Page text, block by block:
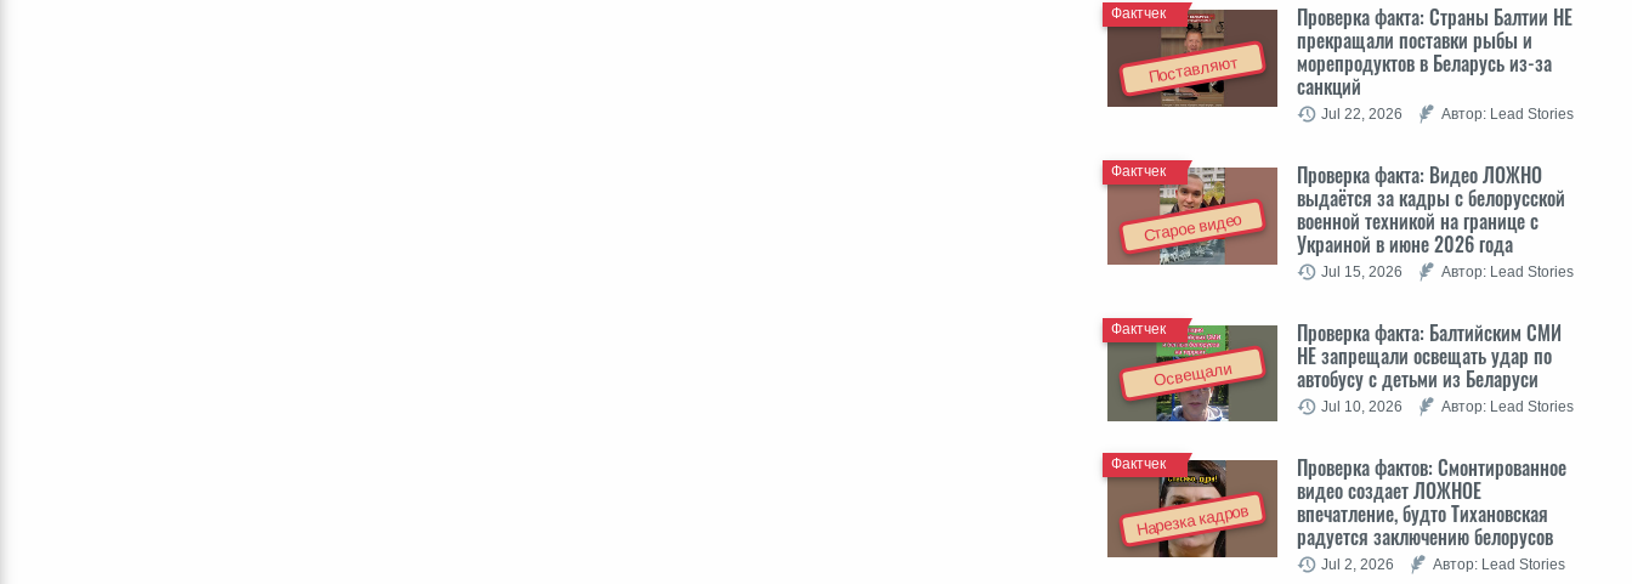
Поставляют
Проверка факта: Cтраны Балтии НЕ
прекращали поставки рыбы и
морепродуктов в Беларусь из-за
санкций
Фактчек
Jul 22, 2026 Автор: Lead Stories
Старое видео
Проверка факта: Видео ЛОЖНО
выдаётся за кадры с белорусской
военной техникой на границе с
Украиной в июне 2026 года
Фактчек
Jul 15, 2026 Автор: Lead Stories
Освещали
Проверка факта: Балтийским СМИ
НЕ запрещали освещать удар по
автобусу с детьми из Беларуси
Фактчек
Jul 10, 2026 Автор: Lead Stories
Нарезка кадров
Проверка фактов: Cмонтированное
видео создает ЛОЖНОЕ
впечатление, будто Тихановская
радуется заключению белорусов
Фактчек
Jul 2, 2026 Автор: Lead Stories